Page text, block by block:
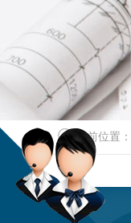
麦仓滑模
造粒塔滑模
高塔滑模
当前位置：